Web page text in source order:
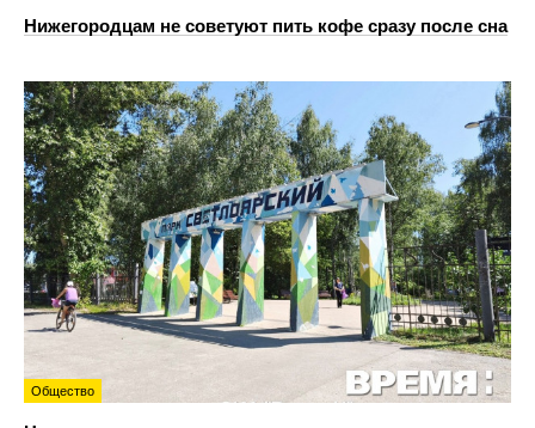
Нижегородцам не советуют пить кофе сразу после сна
Общество